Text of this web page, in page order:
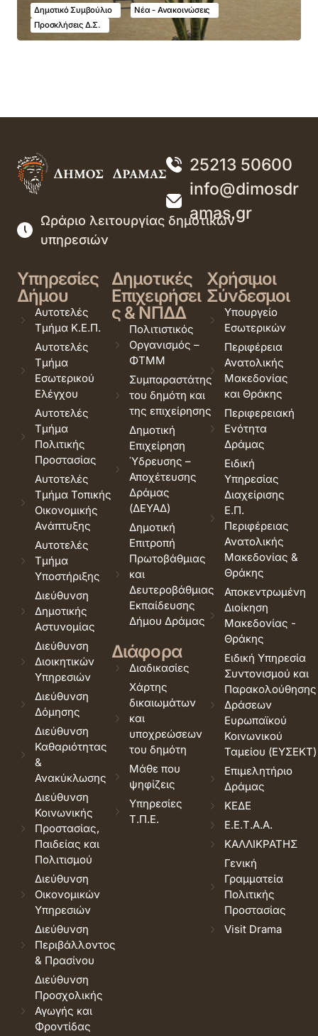
Δημοτικό Συμβούλιο
Νέα - Ανακοινώσεις
Προσκλήσεις Δ.Σ.
25213 50600
info@dimosdr
amas.gr
Ωράριο λειτουργίας δημοτικών
υπηρεσιών
Υπηρεσίες
Δήμου
Αυτοτελές
Τμήμα Κ.Ε.Π.
Αυτοτελές
Τμήμα
Εσωτερικού
Ελέγχου
Αυτοτελές
Τμήμα
Πολιτικής
Προστασίας
Αυτοτελές
Τμήμα Τοπικής
Οικονομικής
Ανάπτυξης
Αυτοτελές
Τμήμα
Υποστήριξης
Διεύθυνση
Δημοτικής
Αστυνομίας
Διεύθυνση
Διοικητικών
Υπηρεσιών
Διεύθυνση
Δόμησης
Διεύθυνση
Καθαριότητας
&
Ανακύκλωσης
Διεύθυνση
Κοινωνικής
Προστασίας,
Παιδείας και
Πολιτισμού
Διεύθυνση
Οικονομικών
Υπηρεσιών
Διεύθυνση
Περιβάλλοντος
& Πρασίνου
Διεύθυνση
Προσχολικής
Αγωγής και
Φροντίδας
Δημοτικές
Επιχειρήσει
ς & ΝΠΔΔ
Πολιτιστικός
Οργανισμός –
ΦΤΜΜ
Συμπαραστάτης
του δημότη και
της επιχείρησης
Δημοτική
Επιχείρηση
Ύδρευσης –
Αποχέτευσης
Δράμας
(ΔΕΥΑΔ)
Δημοτική
Επιτροπή
Πρωτοβάθμιας
και
Δευτεροβάθμιας
Εκπαίδευσης
Δήμου Δράμας
Διάφορα
Διαδικασίες
Χάρτης
δικαιωμάτων
και
υποχρεώσεων
του δημότη
Μάθε που
ψηφίζεις
Υπηρεσίες
Τ.Π.Ε.
Χρήσιμοι
Σύνδεσμοι
Υπουργείο
Εσωτερικών
Περιφέρεια
Ανατολικής
Μακεδονίας
και Θράκης
Περιφερειακή
Ενότητα
Δράμας
Ειδική
Υπηρεσίας
Διαχείρισης
Ε.Π.
Περιφέρειας
Ανατολικής
Μακεδονίας &
Θράκης
Αποκεντρωμένη
Διοίκηση
Μακεδονίας -
Θράκης
Ειδική Υπηρεσία
Συντονισμού και
Παρακολούθησης
Δράσεων
Ευρωπαϊκού
Κοινωνικού
Ταμείου (ΕΥΣΕΚΤ)
Επιμελητήριο
Δράμας
ΚΕΔΕ
Ε.Ε.Τ.Α.Α.
ΚΑΛΛΙΚΡΑΤΗΣ
Γενική
Γραμματεία
Πολιτικής
Προστασίας
Visit Drama